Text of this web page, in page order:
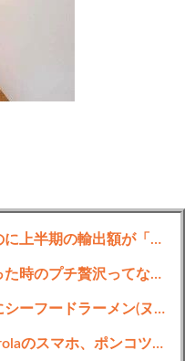
日本、高市円安ホクホクなのに上半期の輸出額が「台湾と韓国」に抜かれるｗｗｗｗｗ
【おんＪ株式投資部】儲かった時のプチ贅沢ってなにしてる？株価と血圧は高い方が良い？！
ふと思ったけどラーメン屋にシーフードラーメン(ヌードル)って無いよな
【悲報】ワイが買ったMotorolaのスマホ、ポンコツすぎる